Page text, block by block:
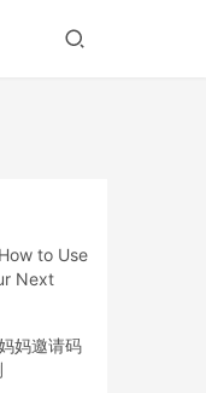
to Use
Next
妈邀请码